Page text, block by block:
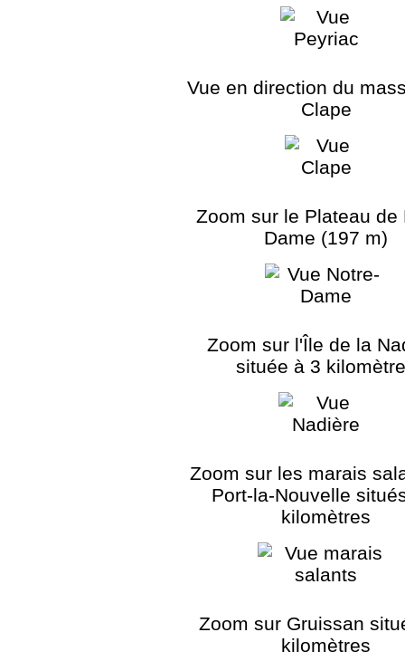
Vue en direction du
Clape
Zoom sur le Plateau de
Dame (197 m)
Zoom sur l'Île de la
située à 3
Zoom sur les marais
Port-la-Nouvelle
kilomètres
Zoom sur Gruissan
kilomètres